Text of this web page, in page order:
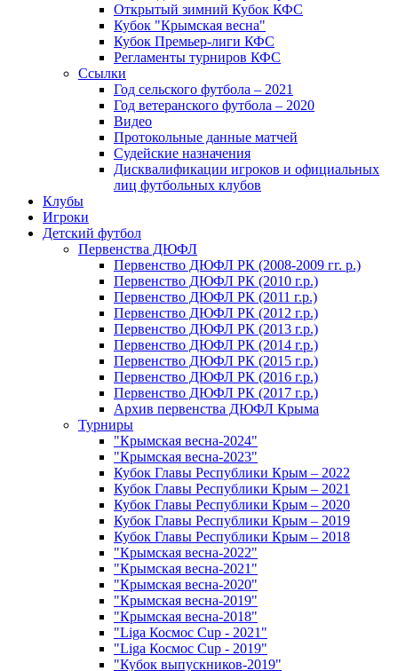
Открытый зимний Кубок КФС
Кубок "Крымская весна"
Кубок Премьер-лиги КФС
Регламенты турниров КФС
Ссылки
Год сельского футбола – 2021
Год ветеранского футбола – 2020
Видео
Протокольные данные матчей
Судейские назначения
Дисквалификации игроков и официальных
лиц футбольных клубов
Клубы
Игроки
Детский футбол
Первенства ДЮФЛ
Первенство ДЮФЛ РК (2008-2009 гг. р.)
Первенство ДЮФЛ РК (2010 г.р.)
Первенство ДЮФЛ РК (2011 г.р.)
Первенство ДЮФЛ РК (2012 г.р.)
Первенство ДЮФЛ РК (2013 г.р.)
Первенство ДЮФЛ РК (2014 г.р.)
Первенство ДЮФЛ РК (2015 г.р.)
Первенство ДЮФЛ РК (2016 г.р.)
Первенство ДЮФЛ РК (2017 г.р.)
Архив первенства ДЮФЛ Крыма
Турниры
"Крымская весна-2024"
"Крымская весна-2023"
Кубок Главы Республики Крым – 2022
Кубок Главы Республики Крым – 2021
Кубок Главы Республики Крым – 2020
Кубок Главы Республики Крым – 2019
Кубок Главы Республики Крым – 2018
"Крымская весна-2022"
"Крымская весна-2021"
"Крымская весна-2020"
"Крымская весна-2019"
"Крымская весна-2018"
"Liga Космос Cup - 2021"
"Liga Космос Cup - 2019"
"Кубок выпускников-2019"